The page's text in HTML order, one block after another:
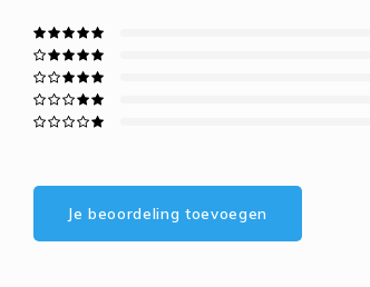
Je beoordeling toevoegen